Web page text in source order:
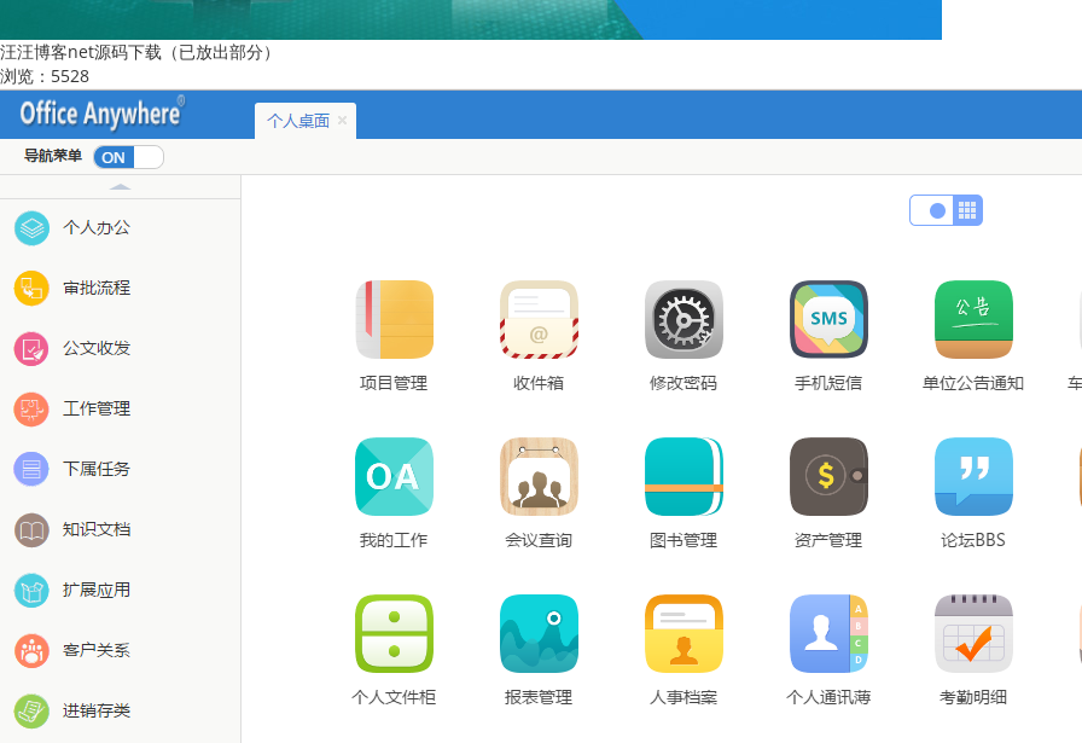
汪汪博客net源码下载（已放出部分）
浏览：5528